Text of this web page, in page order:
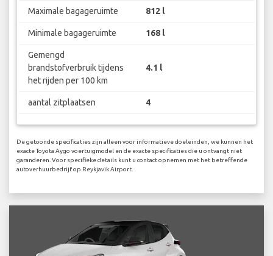
Maximale bagageruimte 812 l
Minimale bagageruimte 168 l
Gemengd
brandstofverbruik tijdens
het rijden per 100 km
4.1 l
aantal zitplaatsen 4
De getoonde specificaties zijn alleen voor informatieve doeleinden, we kunnen het
exacte Toyota Aygo voertuigmodel en de exacte specificaties die u ontvangt niet
garanderen. Voor specifieke details kunt u contact opnemen met het betreffende
autoverhuurbedrijf op Reykjavik Airport.